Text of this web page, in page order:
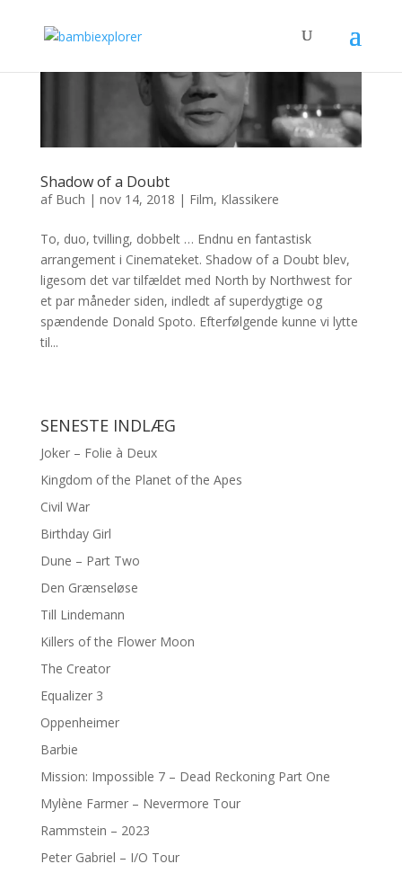
Shadow of a Doubt
af Buch | nov 14, 2018 | Film, Klassikere
To, duo, tvilling, dobbelt … Endnu en fantastisk
arrangement i Cinemateket. Shadow of a Doubt blev,
ligesom det var tilfældet med North by Northwest for
et par måneder siden, indledt af superdygtige og
spændende Donald Spoto. Efterfølgende kunne vi lytte
til...
SENESTE INDLÆG
Joker – Folie à Deux
Kingdom of the Planet of the Apes
Civil War
Birthday Girl
Dune – Part Two
Den Grænseløse
Till Lindemann
Killers of the Flower Moon
The Creator
Equalizer 3
Oppenheimer
Barbie
Mission: Impossible 7 – Dead Reckoning Part One
Mylène Farmer – Nevermore Tour
Rammstein – 2023
Peter Gabriel – I/O Tour